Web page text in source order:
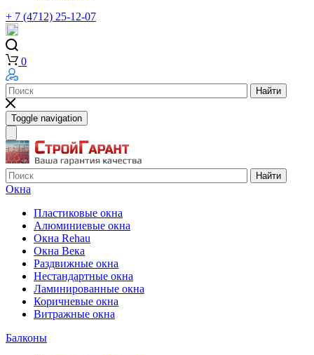
+ 7 (4712) 25-12-07
0
Найти
Toggle navigation
Найти
Окна
Пластиковые окна
Алюминиевые окна
Окна Rehau
Окна Века
Раздвижные окна
Нестандартные окна
Ламинированные окна
Коричневые окна
Витражные окна
Балконы